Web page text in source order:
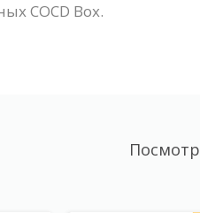
COCD Box.